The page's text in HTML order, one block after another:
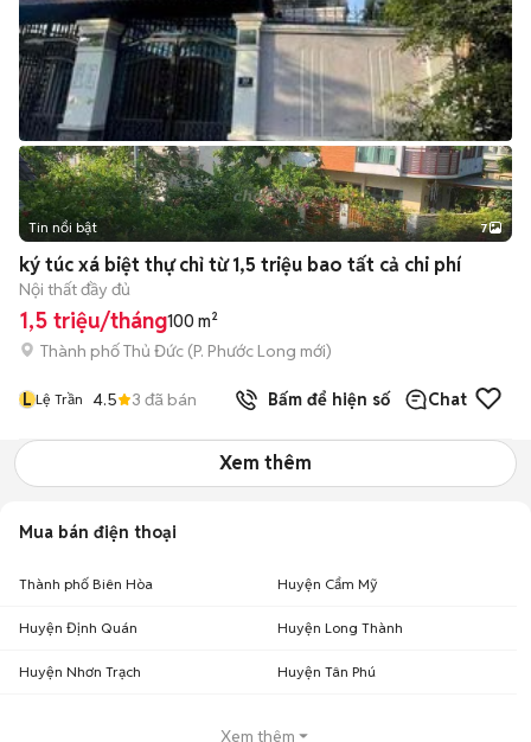
+2
Tin nổi bật 7
ký túc xá biệt thự chỉ từ 1,5 triệu bao tất cả chi phí
Nội thất đầy đủ
1,5 triệu/tháng100 m²
Thành phố Thủ Đức (P. Phước Long mới)
L Lệ Trần 4.5 3 đã bán Bấm để hiện số Chat
Xem thêm
Mua bán điện thoại
Thành phố Biên Hòa Huyện Cẩm Mỹ
Huyện Định Quán Huyện Long Thành
Huyện Nhơn Trạch Huyện Tân Phú
Xem thêm